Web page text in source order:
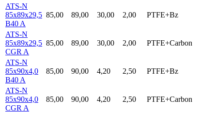
ATS-N
85x89x29,5
B40 A
85,00 89,00 30,00 2,00 PTFE+Bz
ATS-N
85x89x29,5
CGR A
85,00 89,00 30,00 2,00 PTFE+Carbon
ATS-N
85x90x4,0
B40 A
85,00 90,00 4,20 2,50 PTFE+Bz
ATS-N
85x90x4,0
CGR A
85,00 90,00 4,20 2,50 PTFE+Carbon